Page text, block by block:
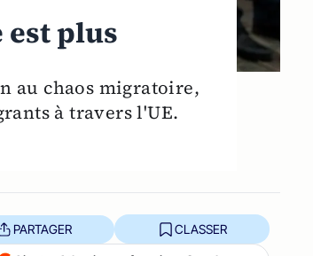
plus
au chaos migratoire,
à travers l'UE.
PARTAGER CLASSER